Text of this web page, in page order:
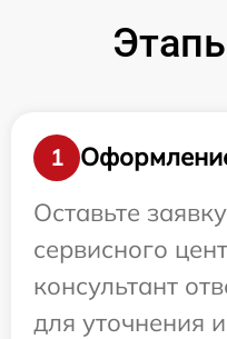
1
Оставьте
сервисного
консультант
для уточнения